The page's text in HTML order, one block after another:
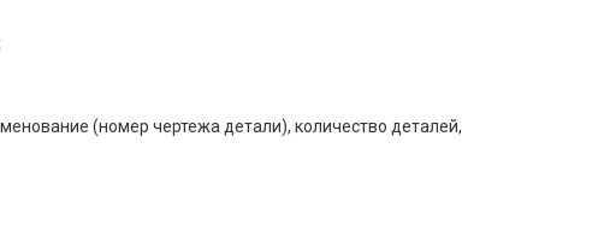
(номер чертежа детали), количество деталей,